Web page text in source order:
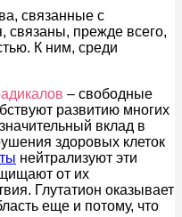
связанные с
связаны, прежде всего,
К ним, среди
– свободные
развитию многих
вклад в
здоровых клеток
нейтрализуют эти
от их
Глутатион оказывает
еще и потому, что